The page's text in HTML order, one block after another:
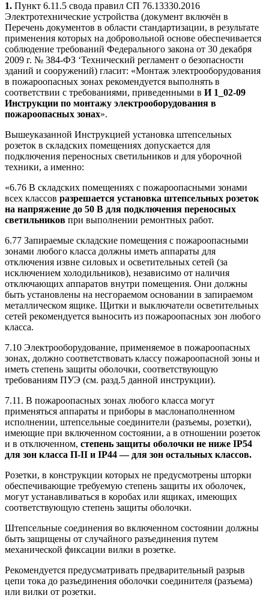
1. Пункт 6.11.5 свода правил СП 76.13330.2016
Электротехнические устройства (документ включён в
Перечень документов в области стандартизации, в результате
применения которых на добровольной основе обеспечивается
соблюдение требований Федерального закона от 30 декабря
2009 г. № 384-ФЗ ‘Технический регламент о безопасности
зданий и сооружений) гласит: «Монтаж электрооборудования
в пожароопасных зонах рекомендуется выполнять в
соответствии с требованиями, приведенными в И 1_02-09
Инструкции по монтажу электрооборудования в
пожароопасных зонах».
Вышеуказанной Инструкцией установка штепсельных
розеток в складских помещениях допускается для
подключения переносных светильников и для уборочной
техники, а именно:
«6.76 В складских помещениях с пожароопасными зонами
всех классов разрешается установка штепсельных розеток
на напряжение до 50 В для подключения переносных
светильников при выполнении ремонтных работ.
6.77 Запираемые складские помещения с пожароопасными
зонами любого класса должны иметь аппараты для
отключения извне силовых и осветительных сетей (за
исключением холодильников), независимо от наличия
отключающих аппаратов внутри помещения. Они должны
быть установлены на несгораемом основании в запираемом
металлическом ящике. Щитки и выключатели осветительных
сетей рекомендуется выносить из пожароопасных зон любого
класса.
7.10 Электрооборудование, применяемое в пожароопасных
зонах, должно соответствовать классу пожароопасной зоны и
иметь степень защиты оболочки, соответствующую
требованиям ПУЭ (см. разд.5 данной инструкции).
7.11. В пожароопасных зонах любого класса могут
применяться аппараты и приборы в маслонаполненном
исполнении, штепсельные соединители (разъемы, розетки),
имеющие при включенном состоянии, а в отношении розеток
и в отключенном, степень защиты оболочки не ниже IP54
для зон класса П-II и IP44 — для зон остальных классов.
Розетки, в конструкции которых не предусмотрены шторки
обеспечивающие требуемую степень защиты их оболочек,
могут устанавливаться в коробах или ящиках, имеющих
соответствующую степень защиты оболочки.
Штепсельные соединения во включенном состоянии должны
быть защищены от случайного разъединения путем
механической фиксации вилки в розетке.
Рекомендуется предусматривать предварительный разрыв
цепи тока до разъединения оболочки соединителя (разъема)
или вилки от розетки.